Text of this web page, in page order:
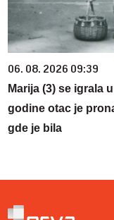
06. 08. 2026 09:39
Marija (3) se igrala
godine otac je
gde je bila